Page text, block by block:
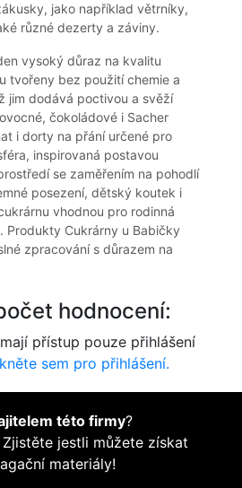
jako například větrníky,
různé dezerty a záviny.
vysoký důraz na kvalitu
tvořeny bez použití chemie a
jim dodává poctivou a svěží
čokoládové i Sacher
i dorty na přání určené pro
inspirovaná postavou
se zaměřením na pohodlí
posezení, dětský koutek i
vhodnou pro rodinná
Produkty Cukrárny u Babičky
zpracování s důrazem na
hodnocení:
přístup pouze přihlášení
sem pro přihlášení.
této firmy?
Zjistěte jestli můžete získat
materiály!